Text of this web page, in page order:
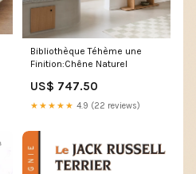
Bibliothèque Téhème une
Finition:Chêne Naturel
US$ 747.50
★★★★★ 4.9 (22 reviews)